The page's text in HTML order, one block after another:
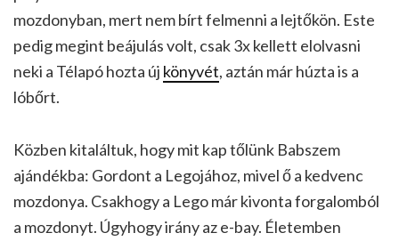
mozdonyban, mert nem bírt felmenni a lejtőkön. Este
pedig megint beájulás volt, csak 3x kellett elolvasni
neki a Télapó hozta új könyvét, aztán már húzta is a
lóbőrt.
Közben kitaláltuk, hogy mit kap tőlünk Babszem
ajándékba: Gordont a Legojához, mivel ő a kedvenc
mozdonya. Csakhogy a Lego már kivonta forgalomból
a mozdonyt. Úgyhogy irány az e-bay. Életemben